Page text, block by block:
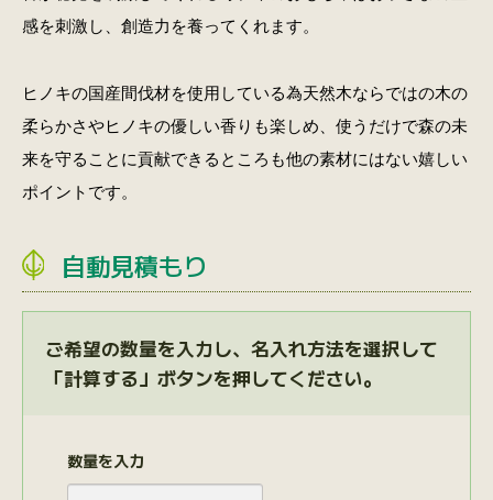
感を刺激し、創造力を養ってくれます。
ヒノキの国産間伐材を使用している為天然木ならではの木の
柔らかさやヒノキの優しい香りも楽しめ、使うだけで森の未
来を守ることに貢献できるところも他の素材にはない嬉しい
ポイントです。
自動見積もり
ご希望の数量を入力し、名入れ方法を選択して
「計算する」ボタンを押してください。
数量を入力